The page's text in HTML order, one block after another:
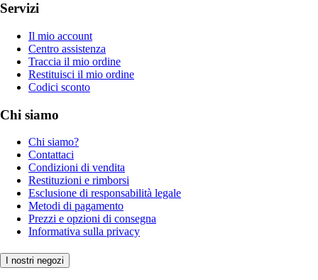
Servizi
Il mio account
Centro assistenza
Traccia il mio ordine
Restituisci il mio ordine
Codici sconto
Chi siamo
Chi siamo?
Contattaci
Condizioni di vendita
Restituzioni e rimborsi
Esclusione di responsabilità legale
Metodi di pagamento
Prezzi e opzioni di consegna
Informativa sulla privacy
I nostri negozi